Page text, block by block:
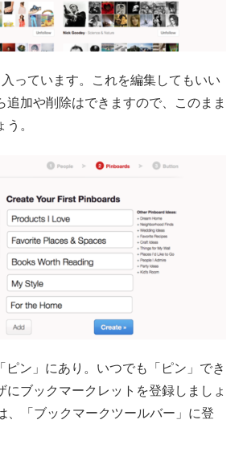
っています。これを編集してもいい
追加や削除はできますので、このまま
。
ピン」にあり。いつでも「ピン」でき
にブックマークレットを登録しましょ
、「ブックマークツールバー」に登